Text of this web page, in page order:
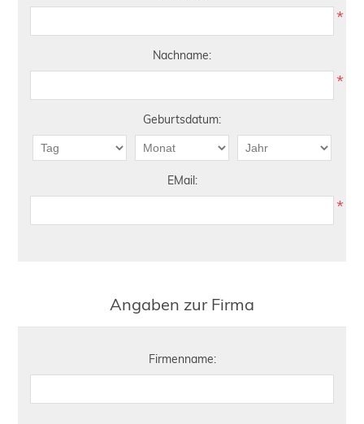
*
Nachname:
*
Geburtsdatum:
EMail:
*
Angaben zur Firma
Firmenname: